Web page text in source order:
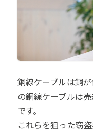
銅線ケーブルは銅
の銅線ケーブルは
です。
これらを狙った窃